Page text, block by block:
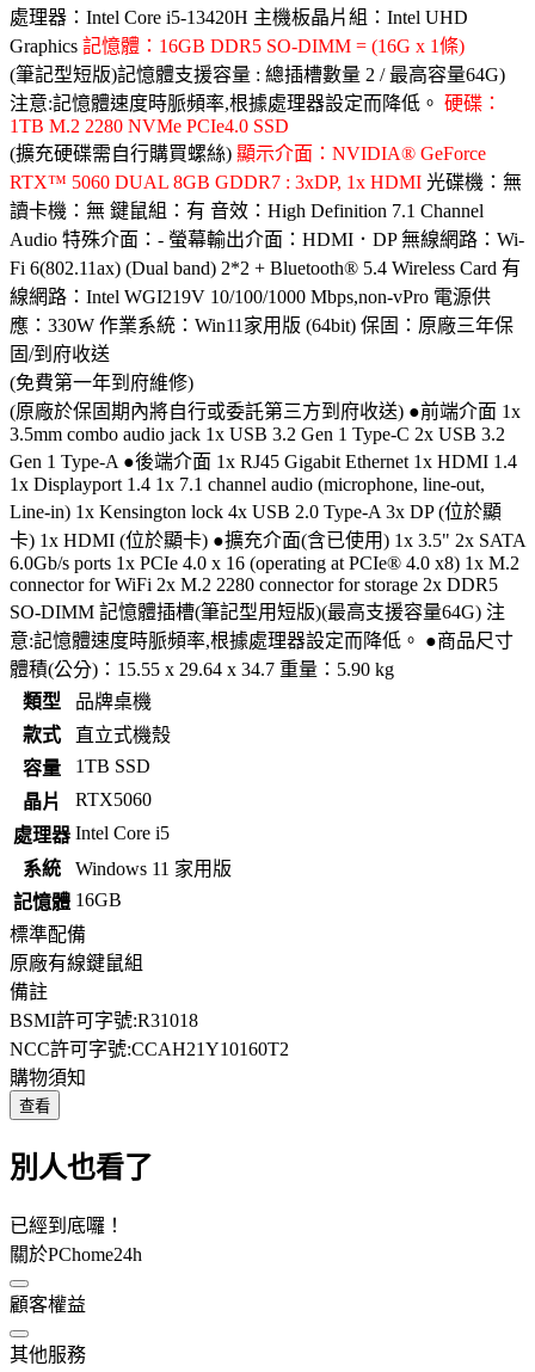
處理器：Intel Core i5-13420H 主機板晶片組：Intel UHD
Graphics 記憶體：16GB DDR5 SO-DIMM = (16G x 1條)
(筆記型短版)記憶體支援容量 : 總插槽數量 2 / 最高容量64G)
注意:記憶體速度時脈頻率,根據處理器設定而降低。 硬碟：
1TB M.2 2280 NVMe PCIe4.0 SSD
(擴充硬碟需自行購買螺絲) 顯示介面：NVIDIA® GeForce
RTX™ 5060 DUAL 8GB GDDR7 : 3xDP, 1x HDMI 光碟機：無
讀卡機：無 鍵鼠組：有 音效：High Definition 7.1 Channel
Audio 特殊介面：- 螢幕輸出介面：HDMI．DP 無線網路：Wi-
Fi 6(802.11ax) (Dual band) 2*2 + Bluetooth® 5.4 Wireless Card 有
線網路：Intel WGI219V 10/100/1000 Mbps,non-vPro 電源供
應：330W 作業系統：Win11家用版 (64bit) 保固：原廠三年保
固/到府收送
(免費第一年到府維修)
(原廠於保固期內將自行或委託第三方到府收送) ●前端介面 1x
3.5mm combo audio jack 1x USB 3.2 Gen 1 Type-C 2x USB 3.2
Gen 1 Type-A ●後端介面 1x RJ45 Gigabit Ethernet 1x HDMI 1.4
1x Displayport 1.4 1x 7.1 channel audio (microphone, line-out,
Line-in) 1x Kensington lock 4x USB 2.0 Type-A 3x DP (位於顯
卡) 1x HDMI (位於顯卡) ●擴充介面(含已使用) 1x 3.5" 2x SATA
6.0Gb/s ports 1x PCIe 4.0 x 16 (operating at PCIe® 4.0 x8) 1x M.2
connector for WiFi 2x M.2 2280 connector for storage 2x DDR5
SO-DIMM 記憶體插槽(筆記型用短版)(最高支援容量64G) 注
意:記憶體速度時脈頻率,根據處理器設定而降低。 ●商品尺寸
體積(公分)：15.55 x 29.64 x 34.7 重量：5.90 kg
類型
品牌桌機
款式
直立式機殼
容量
1TB SSD
晶片
RTX5060
處理器 Intel Core i5
系統
Windows 11 家用版
記憶體 16GB
標準配備
原廠有線鍵鼠組
備註
BSMI許可字號:R31018
NCC許可字號:CCAH21Y10160T2
購物須知
查看
別人也看了
已經到底囉！
關於PChome24h
顧客權益
其他服務